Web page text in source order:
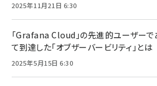
2025年11月21日 6:30
「Grafana Cloud」の先進的ユーザー
て到達した「オブザーバービリティ」とは
2025年5月15日 6:30